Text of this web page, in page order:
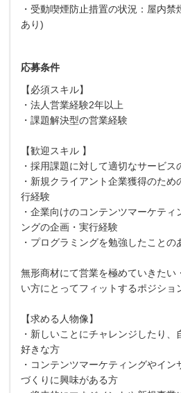
・受動喫煙防止措置の状況：屋内
あり)
応募条件
【必須スキル】
・法人営業経験2年以上
・課題解決型の営業経験
【歓迎スキル 】
・採用課題に対して適切なサービス
・新規クライアント企業獲得のた
行経験
・企業向けのコンテンツマーケティ
ングの企画・実行経験
・プログラミングを勉強したことの
無形商材にて営業を極めていきたい
い方にとってフィットするポジショ
【求める人物像】
・新しいことにチャレンジしたり
好きな方
・コンテンツマーケティングやイ
づくりに興味がある方